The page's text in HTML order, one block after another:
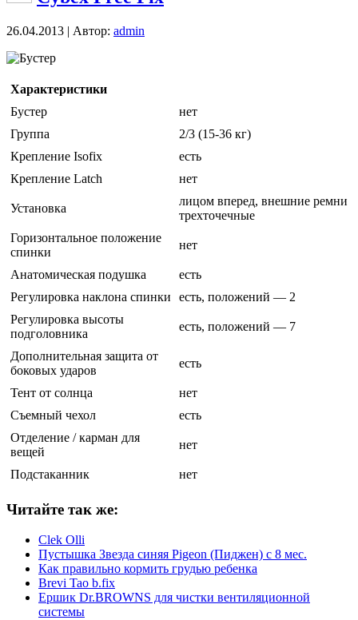
26.04.2013 | Автор: admin
Бустер
Характеристики
Бустер
нет
Группа
2/3 (15-36 кг)
Крепление Isofix
есть
Крепление Latch
нет
Установка
лицом вперед, внешние ремни
трехточечные
Горизонтальное положение
спинки
нет
Анатомическая подушка
есть
Регулировка наклона спинки
есть, положений — 2
Регулировка высоты
подголовника
есть, положений — 7
Дополнительная защита от
боковых ударов
есть
Тент от солнца
нет
Съемный чехол
есть
Отделение / карман для
вещей
нет
Подстаканник нет
Читайте так же:
Clek Olli
Пустышка Звезда синяя Pigeon (Пиджен) с 8 мес.
Как правильно кормить грудью ребенка
Brevi Tao b.fix
Ершик Dr.BROWNS для чистки вентиляционной
системы